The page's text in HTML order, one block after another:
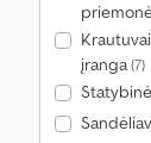
įranga(7)